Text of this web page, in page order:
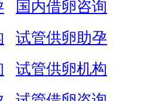
国内借卵咨询
试管供卵助孕
试管供卵机构